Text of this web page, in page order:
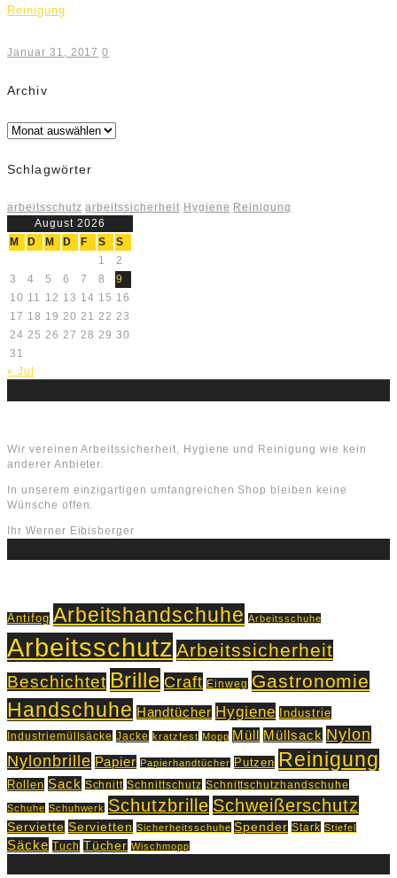
Reinigung
Januar 31, 2017 0
Archiv
Archiv
Schlagwörter
arbeitsschutz arbeitssicherheit Hygiene Reinigung
August 2026
M
D M D F S
S
1
2
3
4 5 6 7 8
9
10 11 12 13 14 15 16
17 18 19 20 21 22 23
24 25 26 27 28 29 30
31
« Jul
Wir vereinen Arbeitssicherheit, Hygiene und Reinigung wie kein
anderer Anbieter.
In unserem einzigartigen umfangreichen Shop bleiben keine
Wünsche offen.
Ihr Werner Eibisberger
Antifog Arbeitshandschuhe Arbeitsschuhe
Arbeitsschutz Arbeitssicherheit
Beschichtet Brille Craft Einweg Gastronomie
Handschuhe Handtücher Hygiene Industrie
Industriemüllsäcke Jacke kratzfest Mopp Müll Müllsack Nylon
Nylonbrille Papier Papierhandtücher Putzen Reinigung
Rollen Sack Schnitt Schnittschutz Schnittschutzhandschuhe
Schuhe Schuhwerk Schutzbrille Schweißerschutz
Serviette Servietten Sicherheitsschuhe Spender Stark Stiefel
Säcke Tuch Tücher Wischmopp